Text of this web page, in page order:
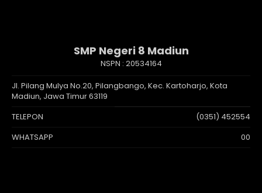
SMP Negeri 8 Madiun
NSPN : 20534164
Jl. Pilang Mulya No.20, Pilangbango, Kec. Kartoharjo, Kota
Madiun, Jawa Timur 63119
TELEPON
(0351) 452554
WHATSAPP
00